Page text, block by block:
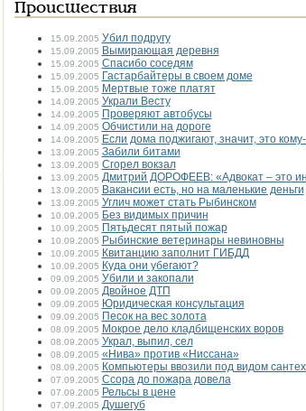
Происшествия
15.09.2005 Убил подругу
15.09.2005 Вымирающая деревня
15.09.2005 Спасибо соседям
15.09.2005 Гастарбайтеры в своем доме
15.09.2005 Мертвые тоже платят
14.09.2005 Украли Весту
14.09.2005 Проверяют автобусы
14.09.2005 Обчистили на дороге
14.09.2005 Если дома поджигают, значит, это
13.09.2005 Забили битами
13.09.2005 Сгорел вокзал
13.09.2005 Дмитрий ДОРОФЕЕВ: «Адвокат – это
13.09.2005 Вакансии есть, но на маленькие деньги
13.09.2005 Углич может стать Рыбинском
10.09.2005 Без видимых причин
10.09.2005 Пятьдесят пятый пожар
10.09.2005 Рыбинские ветеринары невиновны
10.09.2005 Квитанцию заполнит ГИБДД
10.09.2005 Куда они убегают?
09.09.2005 Убили и закопали
09.09.2005 Двойное ДТП
09.09.2005 Юридическая консультация
09.09.2005 Песок на вес золота
08.09.2005 Мокрое дело кладбищенских воров
08.09.2005 Украл, выпил, сел
08.09.2005 «Нива» против «Ниссана»
08.09.2005 Компьютеры ввозили под видом
07.09.2005 Ссора до пожара довела
07.09.2005 Рельсы в цене
07.09.2005 Душегуб